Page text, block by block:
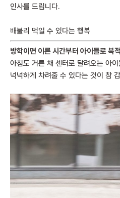
인사를 드립니다.
배불리 먹일 수 있다는 행복
방학이면 이른 시간부터 아이들로 북
아침도 거른 채 센터로 달려오는 아
넉넉하게 차려줄 수 있다는 것이 참